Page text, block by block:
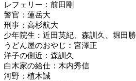
レフェリー：前田剛
警官：蓮岳大
刑事：高杉航大
少年院生：近田英紀、森訓久、堀田勝
うどん屋のおやじ：宮澤正
洋子の側近：森訓久
白木家の給仕：木内秀信
河野：植木誠